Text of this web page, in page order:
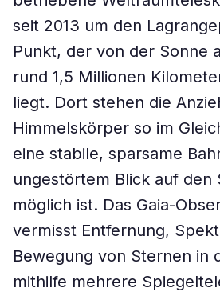
seit 2013 um den
Punkt, der von der Sonne
rund 1,5 Millionen
liegt. Dort stehen die
Himmelskörper so im
eine stabile, sparsame
ungestörtem Blick auf den
möglich ist. Das Gaia-
vermisst Entfernung,
Bewegung von Sternen in
mithilfe mehrere